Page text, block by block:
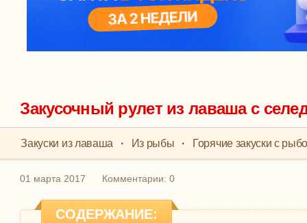
Закусочный рулет из лаваша с
Закуски из лаваша · Из рыбы · Горячие закуски с
01 марта 2017 Комментарии: 0
СОДЕРЖАНИЕ: